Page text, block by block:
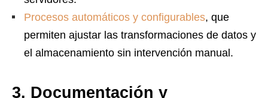
Procesos automáticos y configurables, que
permiten ajustar las transformaciones de datos y
el almacenamiento sin intervención manual.
3. Documentación y